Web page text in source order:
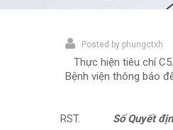
Posted by phungctxh
Thực hiện tiêu chí
Bệnh viện thông báo
Số Quyết